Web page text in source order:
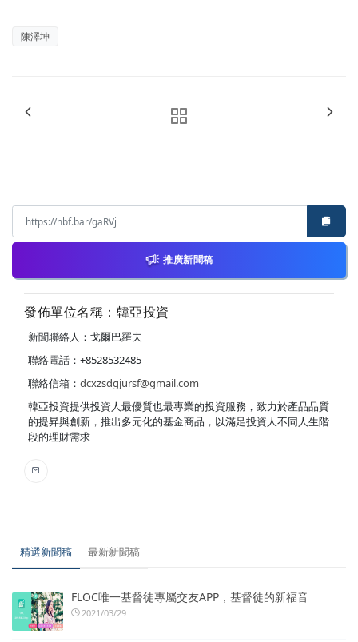
陳澤坤
推廣新聞稿
發佈單位名稱：韓亞投資
新聞聯絡人：戈爾巴羅夫
聯絡電話：+8528532485
聯絡信箱： dcxzsdgjursf@gmail.com
韓亞投資提供投資人最優質也最專業的投資服務，致力於產品品質
的提昇與創新，推出多元化的基金商品，以滿足投資人不同人生階
段的理財需求
精選新聞稿 最新新聞稿
FLOC唯一基督徒專屬交友APP，基督徒的新福音
2021/03/29